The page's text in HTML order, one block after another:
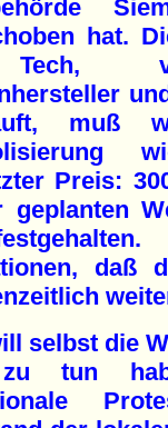
hat.
muß
Preis:
geplanten
daß
selbst die
tun